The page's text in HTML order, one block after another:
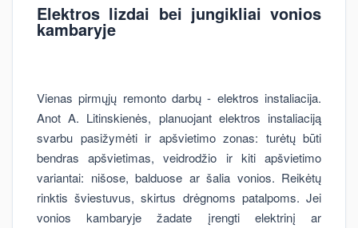
Elektros lizdai bei jungikliai vonios
kambaryje
Vienas pirmųjų remonto darbų - elektros instaliacija.
Anot A. Litinskienės, planuojant elektros instaliaciją
svarbu pasižymėti ir apšvietimo zonas: turėtų būti
bendras apšvietimas, veidrodžio ir kiti apšvietimo
variantai: nišose, balduose ar šalia vonios. Reikėtų
rinktis šviestuvus, skirtus drėgnoms patalpoms. Jei
vonios kambaryje žadate įrengti elektrinį ar